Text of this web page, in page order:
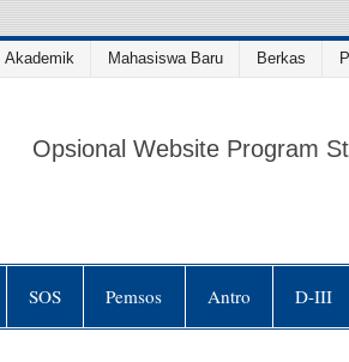
Akademik Mahasiswa Baru Berkas
Opsional Website Program
SOS Pemsos Antro D-III